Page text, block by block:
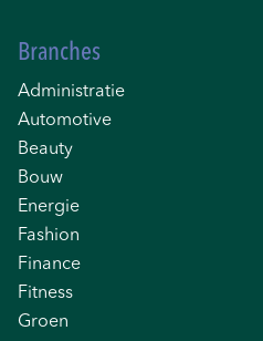
Branches
Administratie
Automotive
Beauty
Bouw
Energie
Fashion
Finance
Fitness
Groen